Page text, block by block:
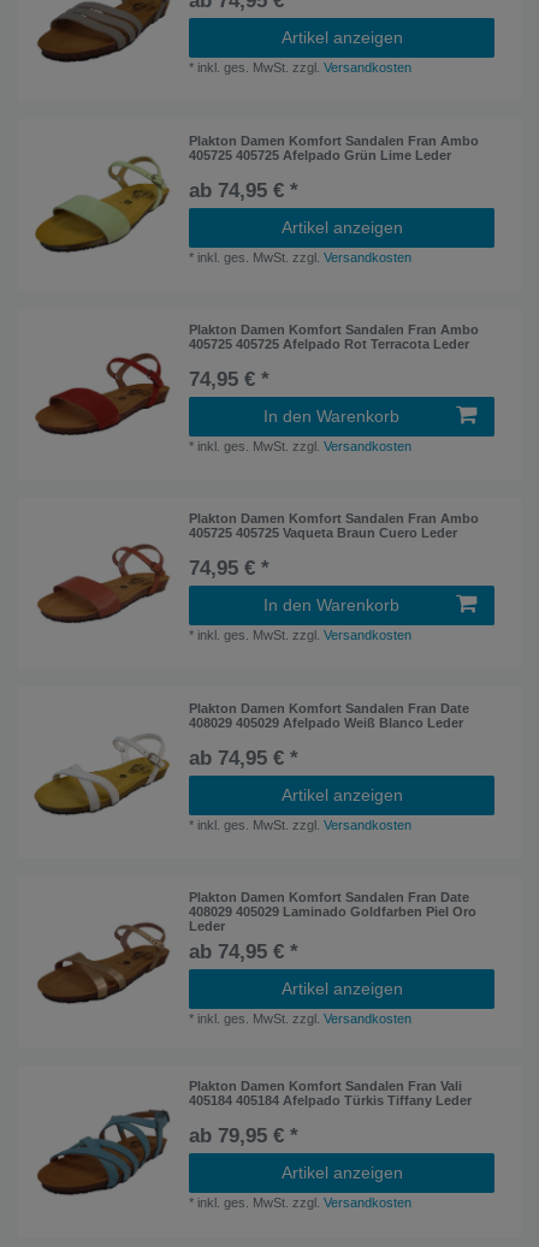
Artikel anzeigen
* inkl. ges. MwSt. zzgl.Versandkosten
Plakton Damen Komfort Sandalen Fran Ambo
405725 405725 Afelpado Grün Lime Leder
ab 74,95 € *
Artikel anzeigen
* inkl. ges. MwSt. zzgl.Versandkosten
Plakton Damen Komfort Sandalen Fran Ambo
405725 405725 Afelpado Rot Terracota Leder
74,95 € *
In den Warenkorb
* inkl. ges. MwSt. zzgl.Versandkosten
Plakton Damen Komfort Sandalen Fran Ambo
405725 405725 Vaqueta Braun Cuero Leder
74,95 € *
In den Warenkorb
* inkl. ges. MwSt. zzgl.Versandkosten
Plakton Damen Komfort Sandalen Fran Date
408029 405029 Afelpado Weiß Blanco Leder
ab 74,95 € *
Artikel anzeigen
* inkl. ges. MwSt. zzgl.Versandkosten
Plakton Damen Komfort Sandalen Fran Date
408029 405029 Laminado Goldfarben Piel Oro
Leder
ab 74,95 € *
Artikel anzeigen
* inkl. ges. MwSt. zzgl.Versandkosten
Plakton Damen Komfort Sandalen Fran Vali
405184 405184 Afelpado Türkis Tiffany Leder
ab 79,95 € *
Artikel anzeigen
* inkl. ges. MwSt. zzgl.Versandkosten